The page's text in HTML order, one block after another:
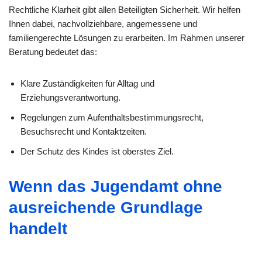
Rechtliche Klarheit gibt allen Beteiligten Sicherheit. Wir helfen
Ihnen dabei, nachvollziehbare, angemessene und
familiengerechte Lösungen zu erarbeiten. Im Rahmen unserer
Beratung bedeutet das:
Klare Zuständigkeiten für Alltag und
Erziehungsverantwortung.
Regelungen zum Aufenthaltsbestimmungsrecht,
Besuchsrecht und Kontaktzeiten.
Der Schutz des Kindes ist oberstes Ziel.
Wenn das Jugendamt ohne
ausreichende Grundlage
handelt